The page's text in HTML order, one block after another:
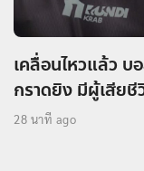
เคลื่อนไหวแล้ว
กราดยิง มีผู้เสียชี
28 นาที ago